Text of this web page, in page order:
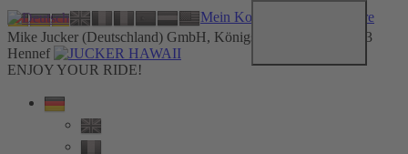
Mein Konto
Store
Mike Jucker (Deutschland) GmbH, Königstrasse 19b, D-53773
Hennef
ENJOY YOUR RIDE!